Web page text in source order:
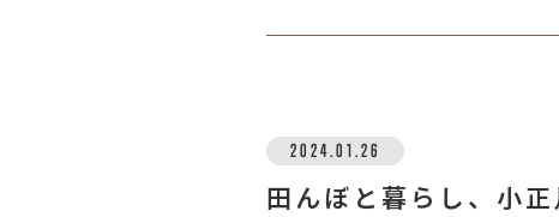
2024.01.26
田んぼと暮らし、小正